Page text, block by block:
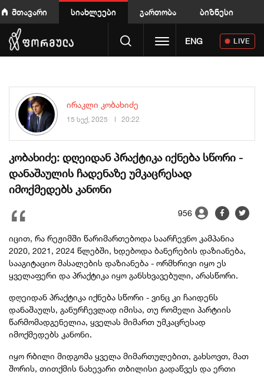
მთავარი სიახლეები გართობა ბიზნესი
Toggle navigation
ENG LIVE
ირაკლი კობახიძე
15 სექ, 2025 20:22
კობახიძე: დღეიდან პრაქტიკა იქნება სწორი -
დანაშაულის ჩადენაზე უმკაცრესად
იმოქმედებს კანონი
956
იცით, რა რეჟიმში წარიმართებოდა საარჩევნო კამპანია
2020, 2021, 2024 წლებში, ხდებოდა ბანერების დაზიანება,
სააგიტაციო მასალების დაზიანება - ორმხრივი იყო ეს
ყველაფერი და პრაქტიკა იყო განსხვავებული, არასწორი.
დღეიდან პრაქტიკა იქნება სწორი - ვინც კი ჩაიდენს
დანაშაულს, განურჩევლად იმისა, თუ რომელი პარტიის
წარმომადგენელია, ყველას მიმართ უმკაცრესად
იმოქმედებს კანონი.
იყო რბილი მიდგომა ყველა მიმართულებით, გახსოვთ, მათ
შორის, თითქმის ნახევარი თბილისი გადაწვეს და ერთი